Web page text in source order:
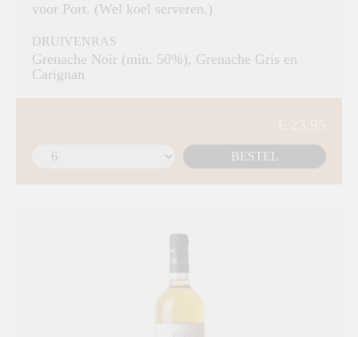
voor Port. (Wel koel serveren.)
DRUIVENRAS
Grenache Noir (min. 50%), Grenache Gris en
Carignan
BESTEL